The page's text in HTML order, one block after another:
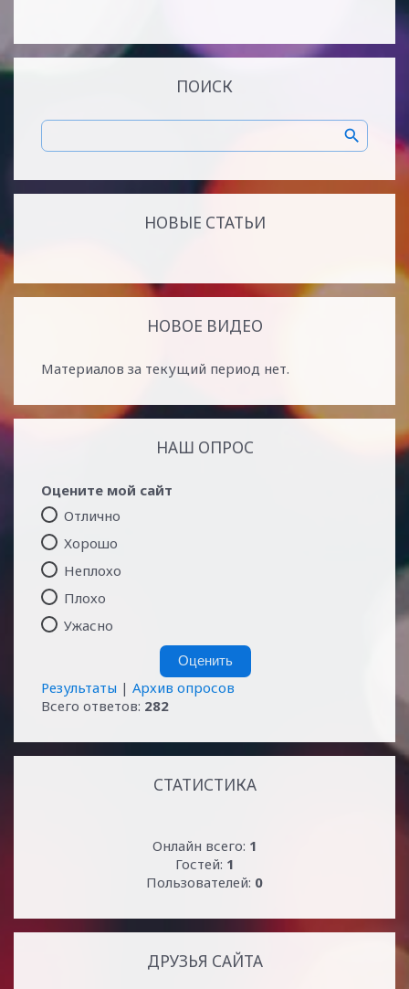
ПОИСК
НОВЫЕ СТАТЬИ
НОВОЕ ВИДЕО
Материалов за текущий период нет.
НАШ ОПРОС
Оцените мой сайт
Отлично
Хорошо
Неплохо
Плохо
Ужасно
Результаты | Архив опросов
Всего ответов: 282
СТАТИСТИКА
Онлайн всего: 1
Гостей: 1
Пользователей: 0
ДРУЗЬЯ САЙТА